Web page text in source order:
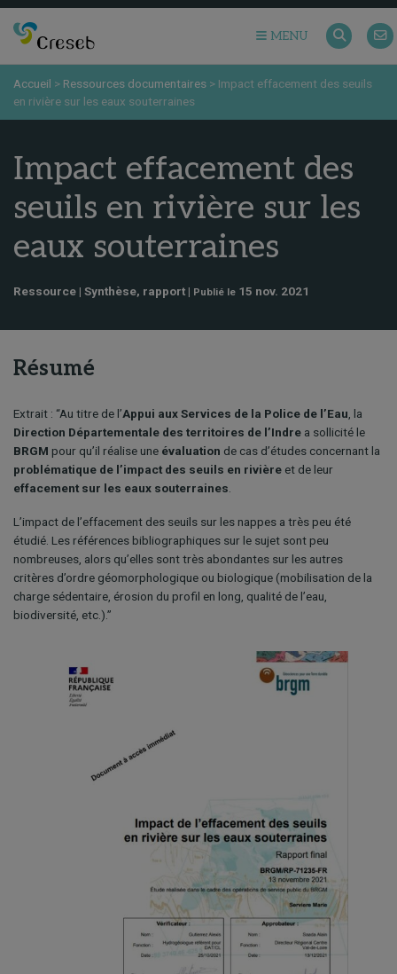
MENU
Accueil > Ressources documentaires > Impact effacement des seuils
en rivière sur les eaux souterraines
Impact effacement des
seuils en rivière sur les
eaux souterraines
Ressource | Synthèse, rapport | Publié le 15 nov. 2021
Résumé
Extrait : “Au titre de l’Appui aux Services de la Police de l’Eau , la
Direction Départementale des territoires de l’Indre a sollicité le
BRGM pour qu’il réalise une évaluation de cas d’études concernant la
problématique de l’impact des seuils en rivière et de leur
effacement sur les eaux souterraines
L’impact de l’effacement des seuils sur les nappes a très peu été
étudié. Les références bibliographiques sur le sujet sont peu
nombreuses, alors qu’elles sont très abondantes sur les autres
critères d’ordre géomorphologique ou biologique (mobilisation de la
charge sédentaire, érosion du profil en long, qualité de l’eau,
biodiversité, etc.).”